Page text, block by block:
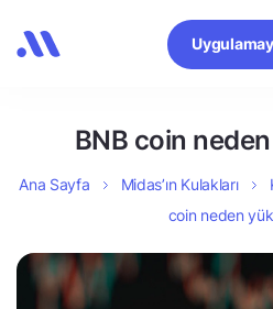
BNB coin
Ana Sayfa Midas’ın Kulakları
coin neden